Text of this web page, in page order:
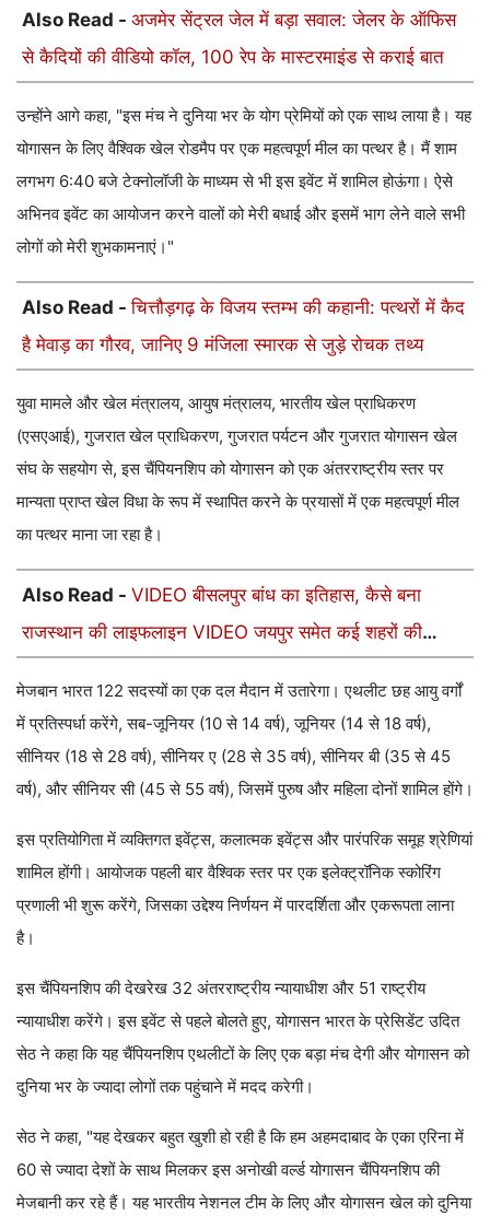
Also Read - अजमेर सेंट्रल जेल में बड़ा सवाल: जेलर के ऑफिस
से कैदियों की वीडियो कॉल, 100 रेप के मास्टरमाइंड से कराई बात
उन्होंने आगे कहा, "इस मंच ने दुनिया भर के योग प्रेमियों को एक साथ लाया है। यह
योगासन के लिए वैश्विक खेल रोडमैप पर एक महत्वपूर्ण मील का पत्थर है। मैं शाम
लगभग 6:40 बजे टेक्नोलॉजी के माध्यम से भी इस इवेंट में शामिल होऊंगा। ऐसे
अभिनव इवेंट का आयोजन करने वालों को मेरी बधाई और इसमें भाग लेने वाले सभी
लोगों को मेरी शुभकामनाएं।"
Also Read -चित्तौड़गढ़ के विजय स्तम्भ की कहानी: पत्थरों में कैद
है मेवाड़ का गौरव, जानिए 9 मंजिला स्मारक से जुड़े रोचक तथ्य
युवा मामले और खेल मंत्रालय, आयुष मंत्रालय, भारतीय खेल प्राधिकरण
(एसएआई), गुजरात खेल प्राधिकरण, गुजरात पर्यटन और गुजरात योगासन खेल
संघ के सहयोग से, इस चैंपियनशिप को योगासन को एक अंतरराष्ट्रीय स्तर पर
मान्यता प्राप्त खेल विधा के रूप में स्थापित करने के प्रयासों में एक महत्वपूर्ण मील
का पत्थर माना जा रहा है।
Also Read - VIDEO बीसलपुर बांध का इतिहास, कैसे बना
राजस्थान की लाइफलाइन VIDEO जयपुर समेत कई शहरों की
मेजबान भारत 122 सदस्यों का एक दल मैदान में उतारेगा। एथलीट छह आयु वर्गों
में प्रतिस्पर्धा करेंगे, सब-जूनियर (10 से 14 वर्ष), जूनियर (14 से 18 वर्ष),
सीनियर (18 से 28 वर्ष), सीनियर ए (28 से 35 वर्ष), सीनियर बी (35 से 45
वर्ष), और सीनियर सी (45 से 55 वर्ष), जिसमें पुरुष और महिला दोनों शामिल होंगे।
इस प्रतियोगिता में व्यक्तिगत इवेंट्स, कलात्मक इवेंट्स और पारंपरिक समूह श्रेणियां
शामिल होंगी। आयोजक पहली बार वैश्विक स्तर पर एक इलेक्ट्रॉनिक स्कोरिंग
प्रणाली भी शुरू करेंगे, जिसका उद्देश्य निर्णयन में पारदर्शिता और एकरूपता लाना
है।
इस चैंपियनशिप की देखरेख 32 अंतरराष्ट्रीय न्यायाधीश और 51 राष्ट्रीय
न्यायाधीश करेंगे। इस इवेंट से पहले बोलते हुए, योगासन भारत के प्रेसिडेंट उदित
सेठ ने कहा कि यह चैंपियनशिप एथलीटों के लिए एक बड़ा मंच देगी और योगासन को
दुनिया भर के ज्यादा लोगों तक पहुंचाने में मदद करेगी।
सेठ ने कहा, "यह देखकर बहुत खुशी हो रही है कि हम अहमदाबाद के एका एरिना में
60 से ज्यादा देशों के साथ मिलकर इस अनोखी वर्ल्ड योगासन चैंपियनशिप की
मेजबानी कर रहे हैं। यह भारतीय नेशनल टीम के लिए और योगासन खेल को दुनिया